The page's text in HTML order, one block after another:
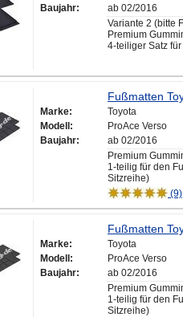
Baujahr:
ab 02/2016
Variante 2 (bitte
Premium
4-teiliger Satz
Fußmatten
Marke:
Toyota
Modell:
ProAce Verso
Baujahr:
ab 02/2016
Premium
1-teilig für den
Sitzreihe)
(9)
Fußmatten
Marke:
Toyota
Modell:
ProAce Verso
Baujahr:
ab 02/2016
Premium
1-teilig für den
Sitzreihe)